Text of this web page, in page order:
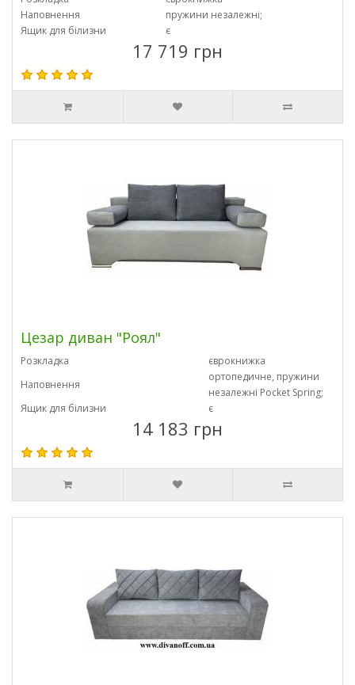
Наповнення
пружини незалежні;
Ящик для білизни
є
17 719 грн
Цезар диван "Роял"
Розкладка
єврокнижка
Наповнення
ортопедичне, пружини
незалежні Pocket Spring;
Ящик для білизни
є
14 183 грн